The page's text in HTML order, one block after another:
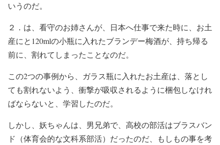
いうのだ。
２．は、看守のお姉さんが、日本へ仕事で来た時に、お土
産にと120mlの小瓶に入れたブランデー梅酒が、持ち帰る
前に、割れてしまったことなのだ。
この2つの事例から、ガラス瓶に入れたお土産は、落とし
ても割れないよう、衝撃が吸収されるように梱包しなけれ
ばならないと、学習したのだ。
しかし、妖ちゃんは、男兄弟で、高校の部活はブラスバン
ド（体育会的な文科系部活）だったのだ、もしもの事を考